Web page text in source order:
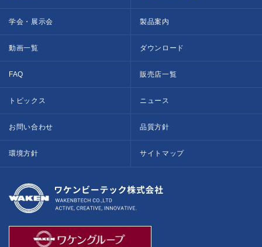
学会・展示会 製品案内
動画一覧 ダウンロード
FAQ 販売店一覧
トピックス ニュース
お問い合わせ 品質方針
環境方針 サイトマップ